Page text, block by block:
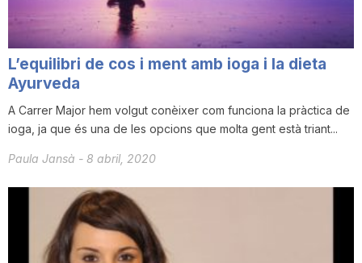
u
t
a
L’equilibri de cos i ment amb ioga i la dieta
Ayurveda
A Carrer Major hem volgut conèixer com funciona la pràctica de
ioga, ja que és una de les opcions que molta gent està triant...
Paula Jansà - 8 abril, 2020